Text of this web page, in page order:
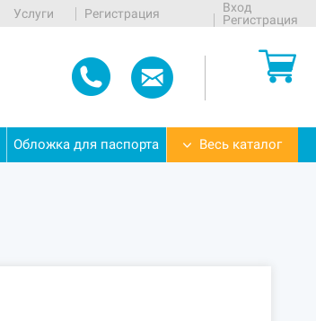
Услуги Регистрация
Вход
Регистрация
Обложкадля паспорта Весь каталог